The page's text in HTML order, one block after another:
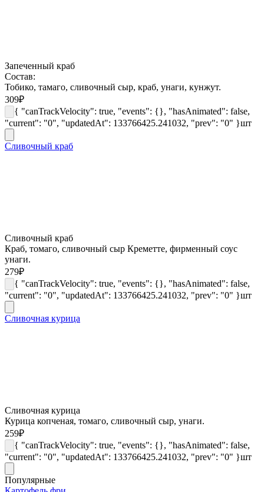
Запеченный краб
Состав:
Тобико, тамаго, сливочный сыр, краб, унаги, кунжут.
309₽
{ "canTrackVelocity": true, "events": {}, "hasAnimated": false,
"current": "0", "updatedAt": 133766425.241032, "prev": "0" }шт
Сливочный краб
Сливочный краб
Краб, томаго, сливочный сыр Креметте, фирменный соус
унаги.
279₽
{ "canTrackVelocity": true, "events": {}, "hasAnimated": false,
"current": "0", "updatedAt": 133766425.241032, "prev": "0" }шт
Сливочная курица
Сливочная курица
Курица копченая, томаго, сливочный сыр, унаги.
259₽
{ "canTrackVelocity": true, "events": {}, "hasAnimated": false,
"current": "0", "updatedAt": 133766425.241032, "prev": "0" }шт
Популярные